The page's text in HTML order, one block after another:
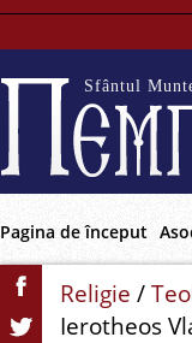
Sfântul
Pagina de început
Religie /
Ierotheos